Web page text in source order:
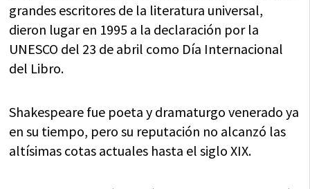
grandes escritores de la literatura universal,
dieron lugar en 1995 a la declaración por la
UNESCO del 23 de abril como Día Internacional
del Libro.
Shakespeare fue poeta y dramaturgo venerado ya
en su tiempo, pero su reputación no alcanzó las
altísimas cotas actuales hasta el siglo XIX.